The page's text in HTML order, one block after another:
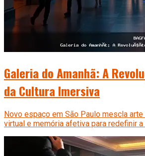
Galeria do Amanhã: A
da Cultura Imersiva
Novo espaço em São Paulo mescla
virtual e memória afetiva para redefinir